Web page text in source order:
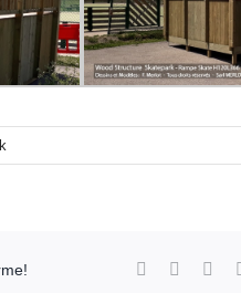
Facebook